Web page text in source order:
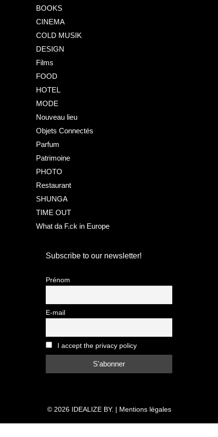
BOOKS
CINEMA
COLD MUSIK
DESIGN
Films
FOOD
HOTEL
MODE
Nouveau lieu
Objets Connectés
Parfum
Patrimoine
PHOTO
Restaurant
SHUNGA
TIME OUT
What da F.ck in Europe
Subscribe to our newsletter!
Prénom
E-mail
I accept the privacy policy
© 2026 IDEALIZE BY. | Mentions légales